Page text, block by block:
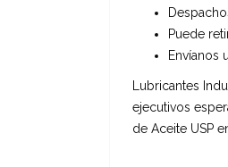
Puede
Envíanos
Lubricantes
ejecutivos
de Aceite USP